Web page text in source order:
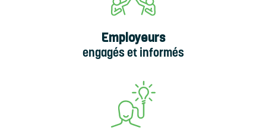
Employeurs
engagés et informés